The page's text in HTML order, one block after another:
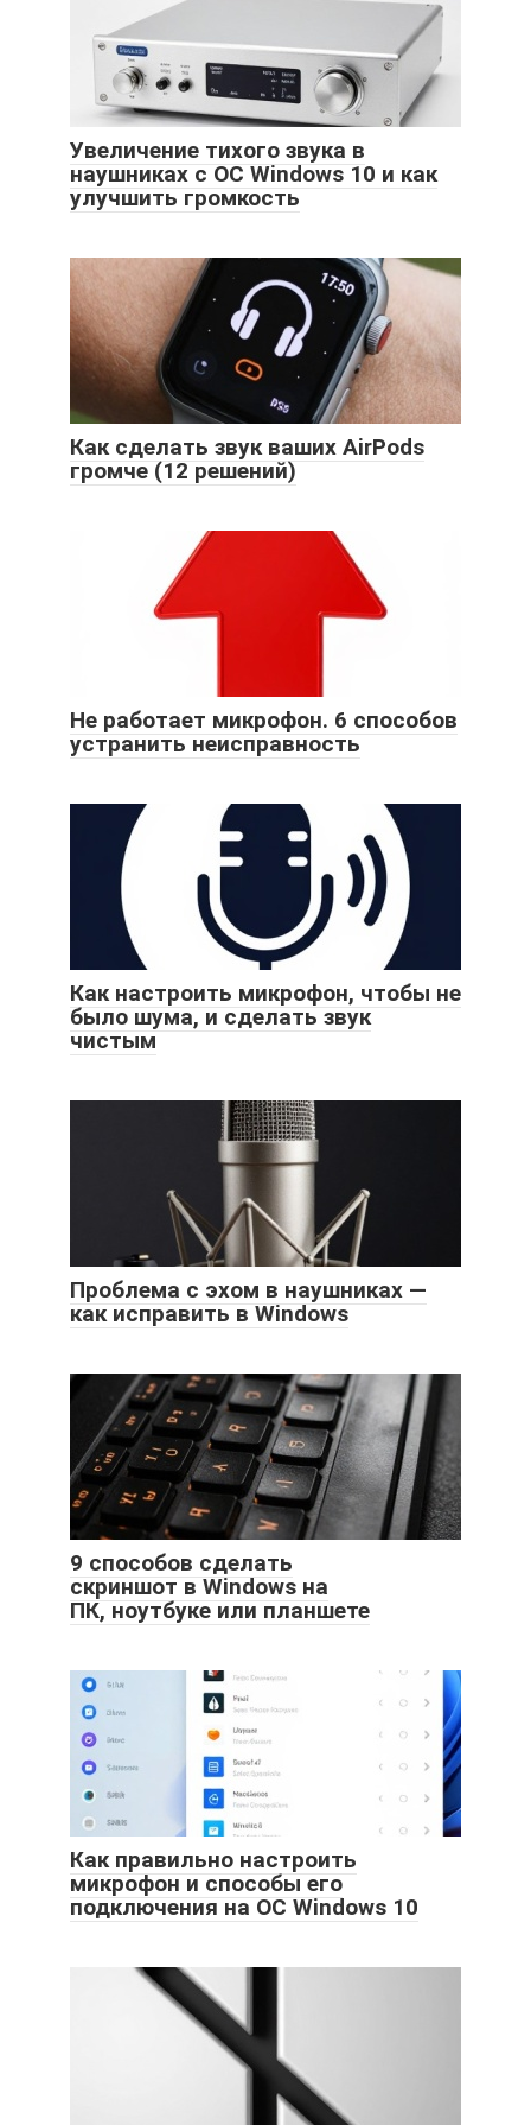
Увеличение тихого звука в
наушниках с ОС Windows 10 и как
улучшить громкость
Как сделать звук ваших AirPods
громче (12 решений)
Не работает микрофон. 6 способов
устранить неисправность
Как настроить микрофон, чтобы не
было шума, и сделать звук
чистым
Проблема с эхом в наушниках —
как исправить в Windows
9 способов сделать
скриншот в Windows на
ПК, ноутбуке или планшете
Как правильно настроить
микрофон и способы его
подключения на ОС Windows 10